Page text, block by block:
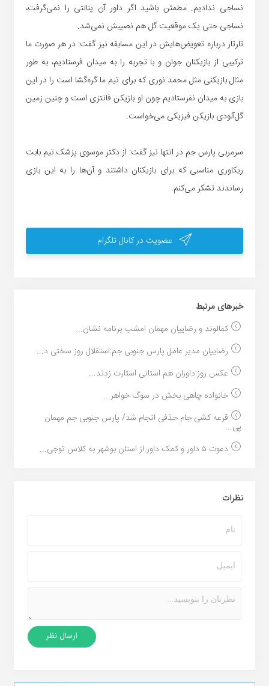
نساجی ندادیم. مطمئن باشید اگر داور آن پنالتی را نمی‌گرفت،
نساجی حتی یک موقعیت گل هم نصیبش نمی‌شد.
تارتار درباره تعویض‌هایش در این مسابقه نیز گفت: در هر صورت ما
ترکیبی از بازیکنان جوان و با تجربه را به میدان فرستادیم، به طور
مثال بازیکنی مثل محمد نوری که برای تیم ما گره‌گشا است را در این
بازی به میدان نفرستادیم چون او بازیکن فانتزی است و چنین زمین
گل‌آلودی بازیکن فیزیکی می‌خواست.
سرمربی پارس جم در انتها نیز گفت: از دکتر موسوی پزشک تیم بابت
ریکاوری مناسبی که برای بازیکنان داشتند و آن‌ها را به این بازی
رساندند تشکر می‌کنم.
عضویت در کانال تلگرام
خبر‌های مرتبط
کمالوند و رضاییان مهمان امشب برنامه نشان...
رضاییان مدیر عامل پارس جنوبی جم:استقلال روز سختی د...
عکس روز:داوران هم استانی استارت زدند...
خانواده چاهی بخش در سوگ خواهر...
قرعه کشی جام حذفی انجام شد/ پارس جنوبی جم مهمان
پی...
دعوت ۵ داور و کمک داور از استان بوشهر به کلاس توجی...
نظرات